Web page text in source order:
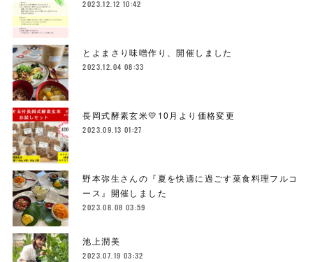
2023.12.12 10:42
とよまさり味噌作り、開催しました
2023.12.04 08:33
長岡式酵素玄米💛10月より価格変更
2023.09.13 01:27
野本弥生さんの『夏を快適に過ごす菜食料理フルコ
ース』開催しました
2023.08.08 03:59
池上潤美
2023.07.19 03:32